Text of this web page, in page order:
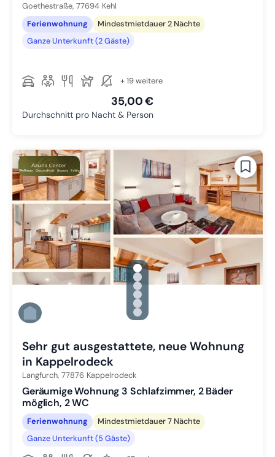
Goethestraße, 77694 Kehl
Ferienwohnung
Mindestmietdauer 2 Nächte
Ganze Unterkunft (2 Gäste)
+ 19 weitere
35,00 €
Durchschnitt pro Nacht & Person
gallery.slide_selector
Zu Slide 1 wechseln
Zu Slide 2 wechseln
Zu Slide 3 wechseln
Zu Slide 4 wechseln
Zu Slide 5 wechseln
Zu Slide 6 wechseln
Sehr gut ausgestattete, neue Wohnung
in Kappelrodeck
Langfurch, 77876 Kappelrodeck
Geräumige Wohnung 3 Schlafzimmer, 2 Bäder
möglich, 2 WC
Ferienwohnung
Mindestmietdauer 7 Nächte
Ganze Unterkunft (5 Gäste)